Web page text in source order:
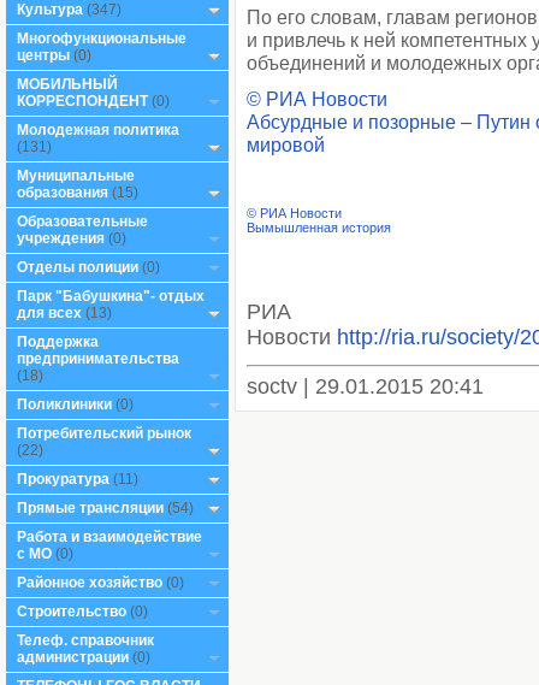
Культура (347)
Многофункциональные
центры (0)
МОБИЛЬНЫЙ
КОРРЕСПОНДЕНТ(0)
Молодежная политика
(131)
Муниципальные
образования (15)
Образовательные
учреждения (0)
Отделы полиции (0)
Парк "Бабушкина"- отдых
для всех (13)
Поддержка
предпринимательства
(18)
Поликлиники (0)
Потребительский рынок
(22)
Прокуратура (11)
Прямые трансляции (54)
Работа и взаимодействие
с МО (0)
Районное хозяйство (0)
Строительство (0)
Телеф. справочник
администрации (0)
По его словам, главам
и привлечь к ней
объединений и молодежных
© РИА Новости
Абсурдные и позорные – Путин
мировой
© РИА Новости
Вымышленная история
РИА
Новости http://ria.ru/society/
soctv | 29.01.2015 20:41